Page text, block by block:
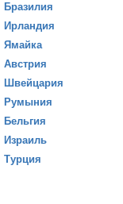
Бразилия
Ирландия
Ямайка
Австрия
Швейцария
Румыния
Бельгия
Израиль
Турция